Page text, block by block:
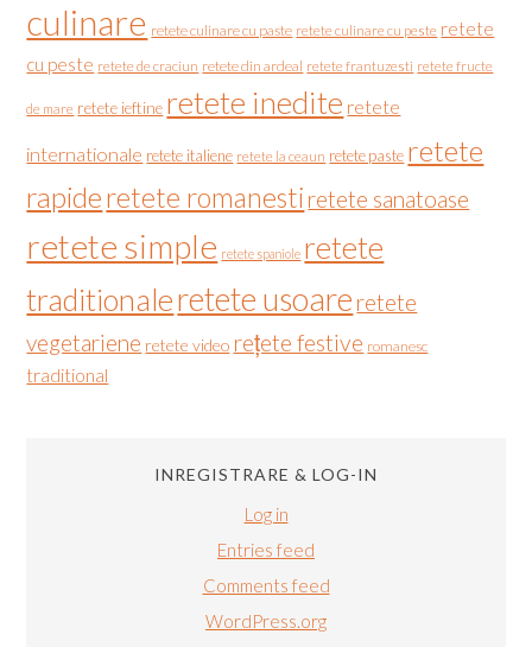
culinare retete culinare cu paste retete culinare cu peste retete
cu peste retete de craciun retete din ardeal retete frantuzesti retete fructe
de mare retete ieftine retete inedite retete
internationale retete italiene retete la ceaun retete paste retete
rapideretete romanesti retete sanatoase
retete simple retete spaniole retete
traditionaleretete usoare retete
vegetariene retete video rețete festive romanesc
traditional
INREGISTRARE & LOG-IN
Log in
Entries feed
Comments feed
WordPress.org